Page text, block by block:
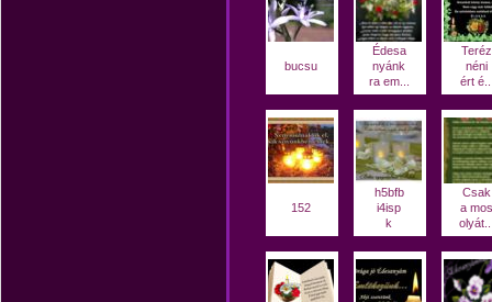
bucsu
Édesa
nyánk
ra em...
Teréz
néni
ért
152
h5bfb
i4isp
k
Csak
a mos